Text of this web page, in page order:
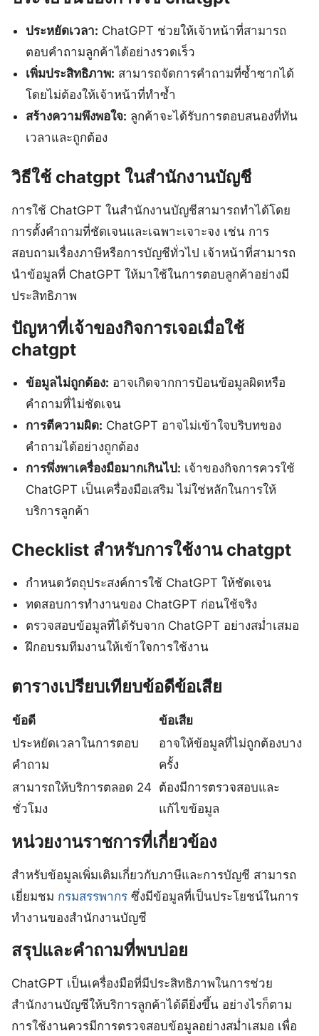
ประหยัดเวลา: ChatGPT ช่วยให้เจ้าหน้าที่สามารถ
ตอบคำถามลูกค้าได้อย่างรวดเร็ว
เพิ่มประสิทธิภาพ: สามารถจัดการคำถามที่ซ้ำซากได้
โดยไม่ต้องให้เจ้าหน้าที่ทำซ้ำ
สร้างความพึงพอใจ: ลูกค้าจะได้รับการตอบสนองที่ทัน
เวลาและถูกต้อง
วิธีใช้ chatgpt ในสำนักงานบัญชี
การใช้ ChatGPT ในสำนักงานบัญชีสามารถทำได้โดย
การตั้งคำถามที่ชัดเจนและเฉพาะเจาะจง เช่น การ
สอบถามเรื่องภาษีหรือการบัญชีทั่วไป เจ้าหน้าที่สามารถ
นำข้อมูลที่ ChatGPT ให้มาใช้ในการตอบลูกค้าอย่างมี
ประสิทธิภาพ
ปัญหาที่เจ้าของกิจการเจอเมื่อใช้
chatgpt
ข้อมูลไม่ถูกต้อง: อาจเกิดจากการป้อนข้อมูลผิดหรือ
คำถามที่ไม่ชัดเจน
การตีความผิด: ChatGPT อาจไม่เข้าใจบริบทของ
คำถามได้อย่างถูกต้อง
การพึ่งพาเครื่องมือมากเกินไป: เจ้าของกิจการควรใช้
ChatGPT เป็นเครื่องมือเสริม ไม่ใช่หลักในการให้
บริการลูกค้า
Checklist สำหรับการใช้งาน chatgpt
กำหนดวัตถุประสงค์การใช้ ChatGPT ให้ชัดเจน
ทดสอบการทำงานของ ChatGPT ก่อนใช้จริง
ตรวจสอบข้อมูลที่ได้รับจาก ChatGPT อย่างสม่ำเสมอ
ฝึกอบรมทีมงานให้เข้าใจการใช้งาน
ตารางเปรียบเทียบข้อดีข้อเสีย
ข้อดี
ข้อเสีย
ประหยัดเวลาในการตอบ
คำถาม
อาจให้ข้อมูลที่ไม่ถูกต้องบาง
ครั้ง
สามารถให้บริการตลอด 24
ชั่วโมง
ต้องมีการตรวจสอบและ
แก้ไขข้อมูล
หน่วยงานราชการที่เกี่ยวข้อง
สำหรับข้อมูลเพิ่มเติมเกี่ยวกับภาษีและการบัญชี สามารถ
เยี่ยมชม กรมสรรพากร ซึ่งมีข้อมูลที่เป็นประโยชน์ในการ
ทำงานของสำนักงานบัญชี
สรุปและคำถามที่พบบ่อย
ChatGPT เป็นเครื่องมือที่มีประสิทธิภาพในการช่วย
สำนักงานบัญชีให้บริการลูกค้าได้ดียิ่งขึ้น อย่างไรก็ตาม
การใช้งานควรมีการตรวจสอบข้อมูลอย่างสม่ำเสมอ เพื่อ